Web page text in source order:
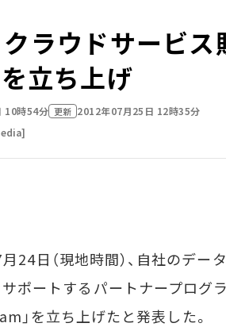
ラウドサービ
立ち上げ
10時54分 更新 2012年07月25日 12時35分
24日（現地時間）、自社のデー
サポートするパートナープロ
」を立ち上げたと発表した。